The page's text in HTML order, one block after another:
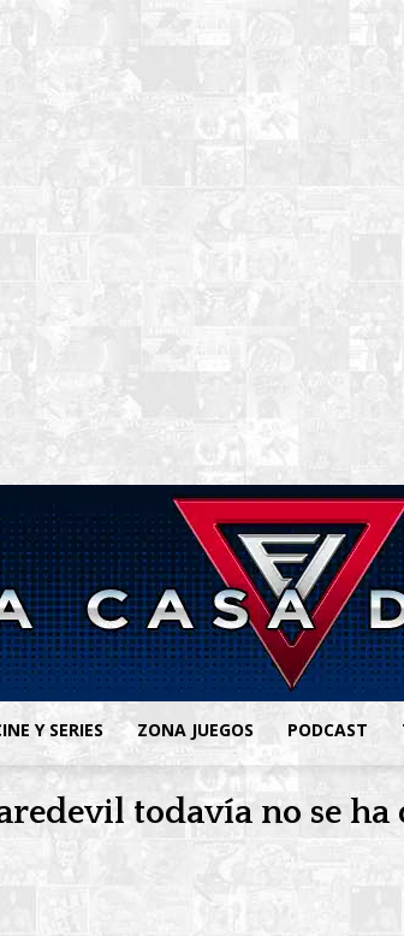
Y SERIES ZONA JUEGOS PODCAST
todavía no se